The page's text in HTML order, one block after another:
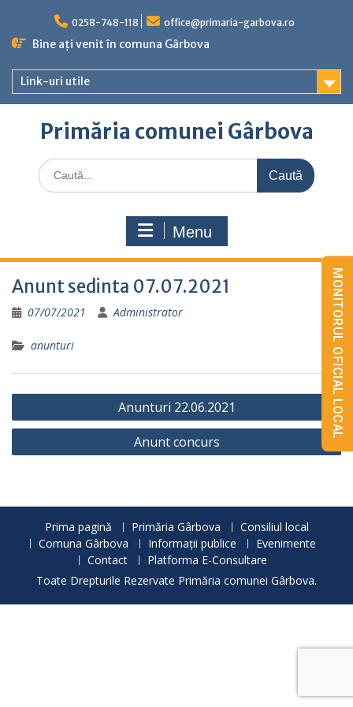
content
0258-748-118 office@primaria-garbova.ro
Bine ați venit în comuna Gârbova
Link-uri utile
Primăria comunei Gârbova
Caută
for:
Menu
Anunt sedinta 07.07.2021
07/07/2021 Administrator
anunturi
Navigare
în
Anunturi 22.06.2021
Anunt concurs
Prima pagină Primăria Gârbova
Consiliul local
Comuna Gârbova
Informații publice
Evenimente
Contact
Platforma E-Consultare
Toate Drepturile Rezervate Primăria comunei Gârbova.
MONITORUL OFICIAL LOCAL